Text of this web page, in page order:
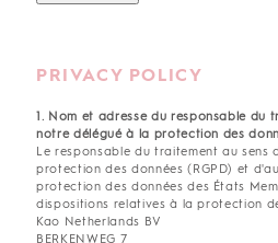
PRIVACY POLICY
1. Nom et adresse du responsable du
notre délégué à la protection des
Le responsable du traitement au sens
protection des données (RGPD) et
protection des données des États
dispositions relatives à la protection
Kao Netherlands BV
BERKENWEG 7